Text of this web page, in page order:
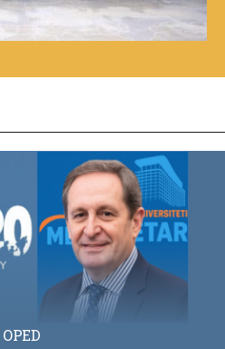
OPED